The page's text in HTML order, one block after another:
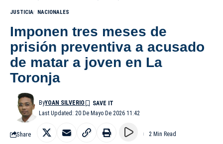
JUSTICIA NACIONALES
Imponen tres meses de
prisión preventiva a acusado
de matar a joven en La
Toronja
Last Updated: 20 De Mayo De 2026 11:42
ByYOAN SILVERIO
Share 2 Min Read